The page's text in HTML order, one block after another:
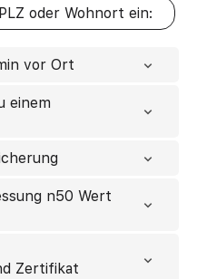
vor Ort
einem
n50 Wert
Zertifikat